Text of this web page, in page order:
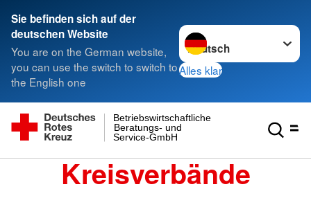
Sie befinden sich auf der
deutschen Website
You are on the German website,
you can use the switch to switch to
the English one
Sprache wechseln zu
Alles klar
Service-GmbH
Beratungs- und
Betriebswirtschaftliche
Kreisverbände